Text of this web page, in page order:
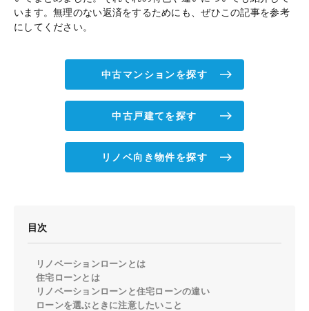
います。無理のない返済をするためにも、ぜひこの記事を参考
にしてください。
中古マンションを探す
中古戸建てを探す
リノベ向き物件を探す
目次
リノベーションローンとは
住宅ローンとは
リノベーションローンと住宅ローンの違い
ローンを選ぶときに注意したいこと